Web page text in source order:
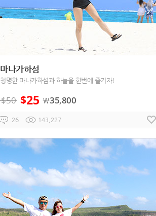
마나가하섬
청명한 마나가하섬과 하늘을 한번에 즐기자!
$50 $25 ￦35,800
26 143,227